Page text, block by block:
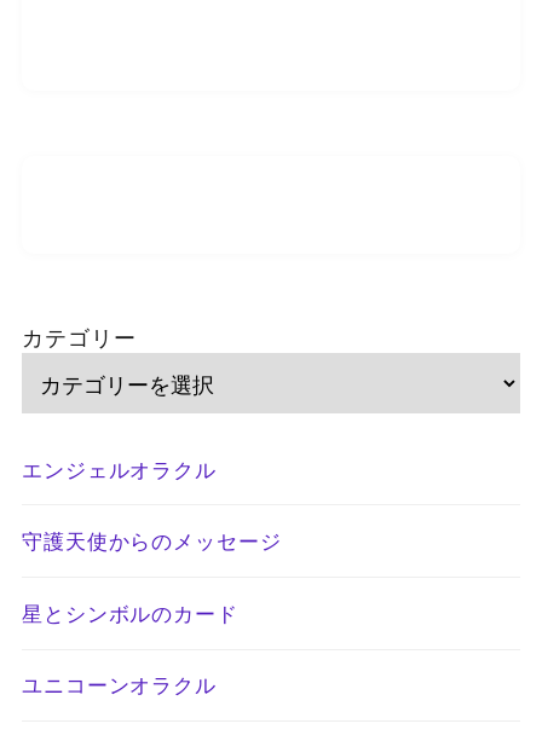
カテゴリー
エンジェルオラクル
守護天使からのメッセージ
星とシンボルのカード
ユニコーンオラクル